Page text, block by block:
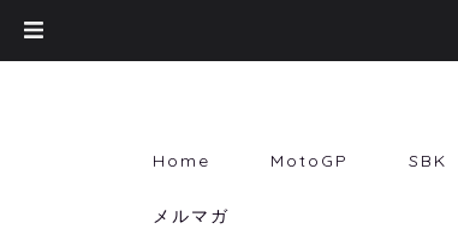
Home MotoGP SBK
メルマガ